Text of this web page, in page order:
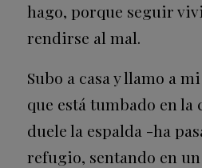
hago, porque seguir
rendirse al mal.
Subo a casa y llamo a
que está tumbado en la
duele la espalda -ha
refugio, sentando en